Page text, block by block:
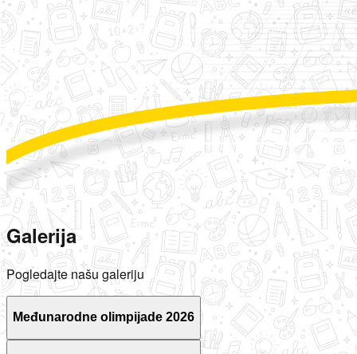
Galerija
Pogledajte našu galeriju
Međunarodne olimpijade 2026